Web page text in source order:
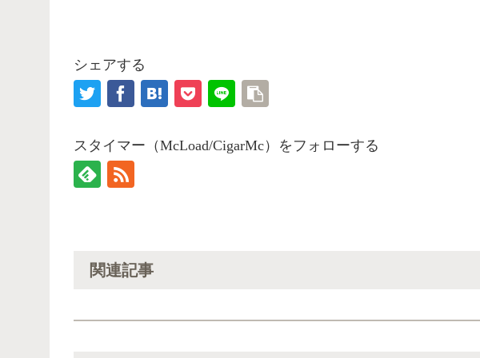
シェアする
スタイマー（McLoad/CigarMc）をフォローする
関連記事